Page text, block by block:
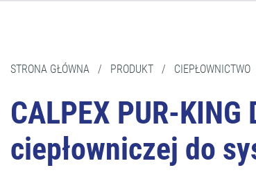
STRONA GŁÓWNA / PRODUKT / CIEPŁOWNICTWO
CALPEX PUR-
ciepłowniczej do